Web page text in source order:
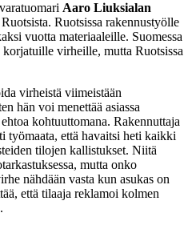
Aaro Liuksialan
Ruotsissa rakennustyölle
vuotta materiaaleille. Suomessa
virheille, mutta Ruotsissa
virheistä viimeistään
hän voi menettää asiassa
kohtuuttomana. Rakennuttaja
työmaata, että havaitsi heti kaikki
tilojen kallistukset. Niitä
mutta onko
nähdään vasta kun asukas on
että tilaaja reklamoi kolmen